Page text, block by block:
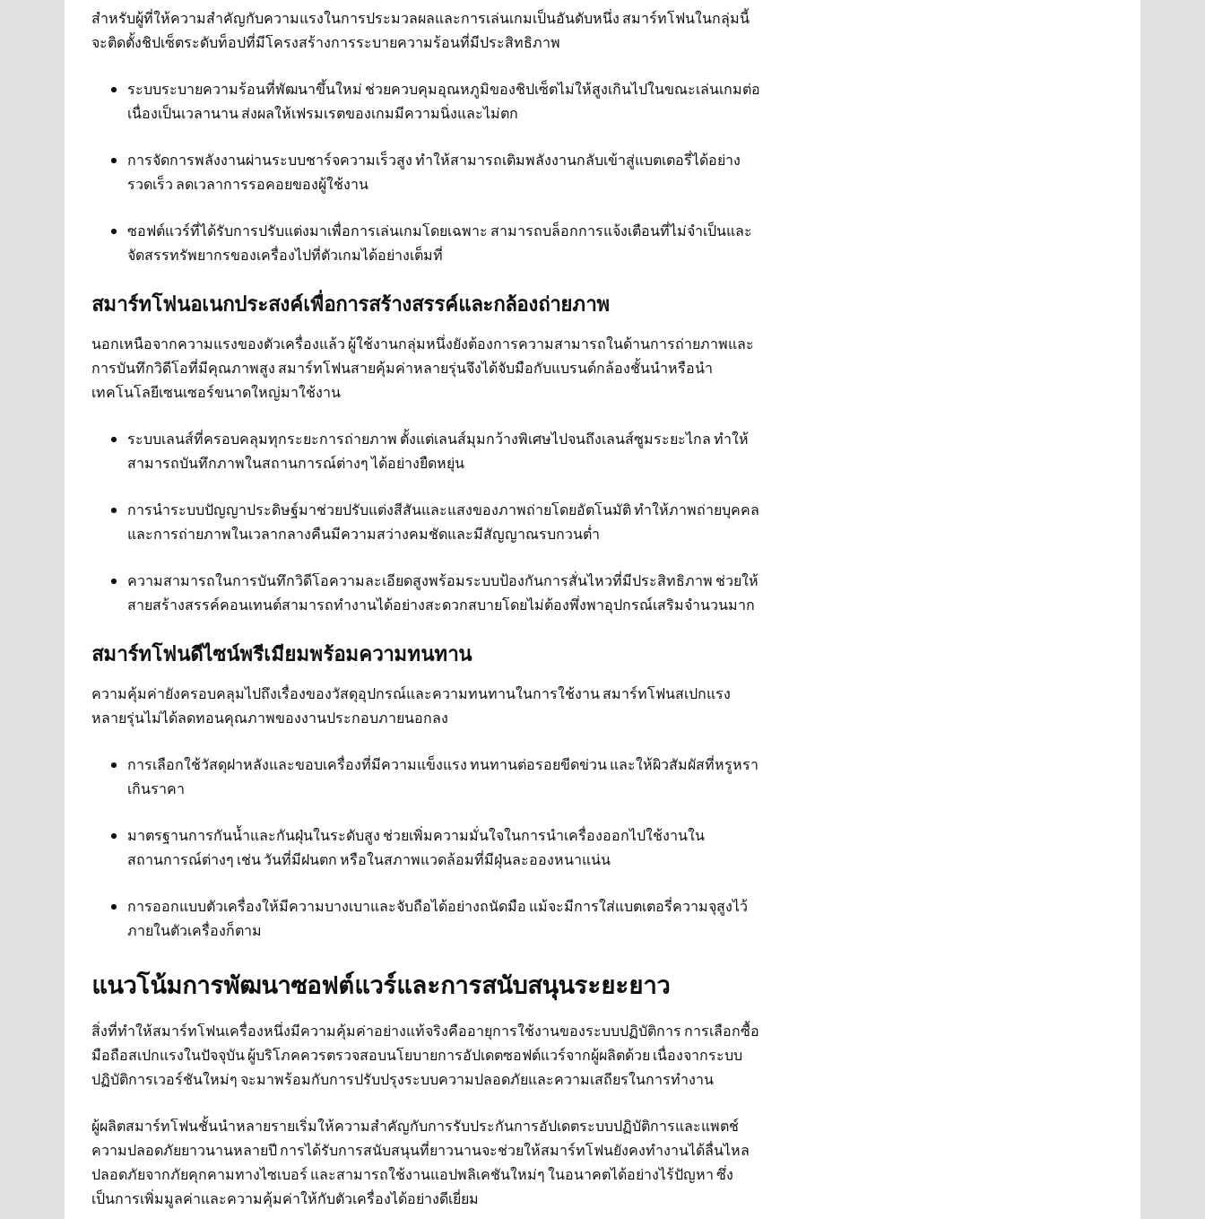
สำหรับผู้ที่ให้ความสำคัญกับความแรงในการประมวลผลและการเล่นเกมเป็นอันดับหนึ่ง สมาร์ทโฟนในกลุ่มนี้
จะติดตั้งชิปเซ็ตระดับท็อปที่มีโครงสร้างการระบายความร้อนที่มีประสิทธิภาพ
ระบบระบายความร้อนที่พัฒนาขึ้นใหม่ ช่วยควบคุมอุณหภูมิของชิปเซ็ตไม่ให้สูงเกินไปในขณะเล่นเกมต่อ
เนื่องเป็นเวลานาน ส่งผลให้เฟรมเรตของเกมมีความนิ่งและไม่ตก
การจัดการพลังงานผ่านระบบชาร์จความเร็วสูง ทำให้สามารถเติมพลังงานกลับเข้าสู่แบตเตอรี่ได้อย่าง
รวดเร็ว ลดเวลาการรอคอยของผู้ใช้งาน
ซอฟต์แวร์ที่ได้รับการปรับแต่งมาเพื่อการเล่นเกมโดยเฉพาะ สามารถบล็อกการแจ้งเตือนที่ไม่จำเป็นและ
จัดสรรทรัพยากรของเครื่องไปที่ตัวเกมได้อย่างเต็มที่
สมาร์ทโฟนอเนกประสงค์เพื่อการสร้างสรรค์และกล้องถ่ายภาพ
นอกเหนือจากความแรงของตัวเครื่องแล้ว ผู้ใช้งานกลุ่มหนึ่งยังต้องการความสามารถในด้านการถ่ายภาพและ
การบันทึกวิดีโอที่มีคุณภาพสูง สมาร์ทโฟนสายคุ้มค่าหลายรุ่นจึงได้จับมือกับแบรนด์กล้องชั้นนำหรือนำ
เทคโนโลยีเซนเซอร์ขนาดใหญ่มาใช้งาน
ระบบเลนส์ที่ครอบคลุมทุกระยะการถ่ายภาพ ตั้งแต่เลนส์มุมกว้างพิเศษไปจนถึงเลนส์ซูมระยะไกล ทำให้
สามารถบันทึกภาพในสถานการณ์ต่างๆ ได้อย่างยืดหยุ่น
การนำระบบปัญญาประดิษฐ์มาช่วยปรับแต่งสีสันและแสงของภาพถ่ายโดยอัตโนมัติ ทำให้ภาพถ่ายบุคคล
และการถ่ายภาพในเวลากลางคืนมีความสว่างคมชัดและมีสัญญาณรบกวนต่ำ
ความสามารถในการบันทึกวิดีโอความละเอียดสูงพร้อมระบบป้องกันการสั่นไหวที่มีประสิทธิภาพ ช่วยให้
สายสร้างสรรค์คอนเทนต์สามารถทำงานได้อย่างสะดวกสบายโดยไม่ต้องพึ่งพาอุปกรณ์เสริมจำนวนมาก
สมาร์ทโฟนดีไซน์พรีเมียมพร้อมความทนทาน
ความคุ้มค่ายังครอบคลุมไปถึงเรื่องของวัสดุอุปกรณ์และความทนทานในการใช้งาน สมาร์ทโฟนสเปกแรง
หลายรุ่นไม่ได้ลดทอนคุณภาพของงานประกอบภายนอกลง
การเลือกใช้วัสดุฝาหลังและขอบเครื่องที่มีความแข็งแรง ทนทานต่อรอยขีดข่วน และให้ผิวสัมผัสที่หรูหรา
เกินราคา
มาตรฐานการกันน้ำและกันฝุ่นในระดับสูง ช่วยเพิ่มความมั่นใจในการนำเครื่องออกไปใช้งานใน
สถานการณ์ต่างๆ เช่น วันที่มีฝนตก หรือในสภาพแวดล้อมที่มีฝุ่นละอองหนาแน่น
การออกแบบตัวเครื่องให้มีความบางเบาและจับถือได้อย่างถนัดมือ แม้จะมีการใส่แบตเตอรี่ความจุสูงไว้
ภายในตัวเครื่องก็ตาม
แนวโน้มการพัฒนาซอฟต์แวร์และการสนับสนุนระยะยาว
สิ่งที่ทำให้สมาร์ทโฟนเครื่องหนึ่งมีความคุ้มค่าอย่างแท้จริงคืออายุการใช้งานของระบบปฏิบัติการ การเลือกซื้อ
มือถือสเปกแรงในปัจจุบัน ผู้บริโภคควรตรวจสอบนโยบายการอัปเดตซอฟต์แวร์จากผู้ผลิตด้วย เนื่องจากระบบ
ปฏิบัติการเวอร์ชันใหม่ๆ จะมาพร้อมกับการปรับปรุงระบบความปลอดภัยและความเสถียรในการทำงาน
ผู้ผลิตสมาร์ทโฟนชั้นนำหลายรายเริ่มให้ความสำคัญกับการรับประกันการอัปเดตระบบปฏิบัติการและแพตช์
ความปลอดภัยยาวนานหลายปี การได้รับการสนับสนุนที่ยาวนานจะช่วยให้สมาร์ทโฟนยังคงทำงานได้ลื่นไหล
ปลอดภัยจากภัยคุกคามทางไซเบอร์ และสามารถใช้งานแอปพลิเคชันใหม่ๆ ในอนาคตได้อย่างไร้ปัญหา ซึ่ง
เป็นการเพิ่มมูลค่าและความคุ้มค่าให้กับตัวเครื่องได้อย่างดีเยี่ยม